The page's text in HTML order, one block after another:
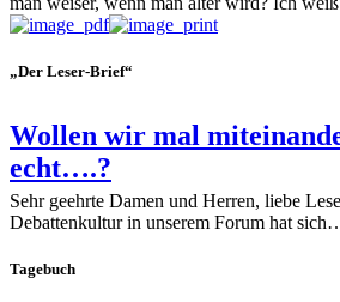
„Der Leser-Brief“
Wollen wir mal
echt….?
Sehr geehrte Damen und Herren, liebe
Debattenkultur in unserem Forum hat
Tagebuch